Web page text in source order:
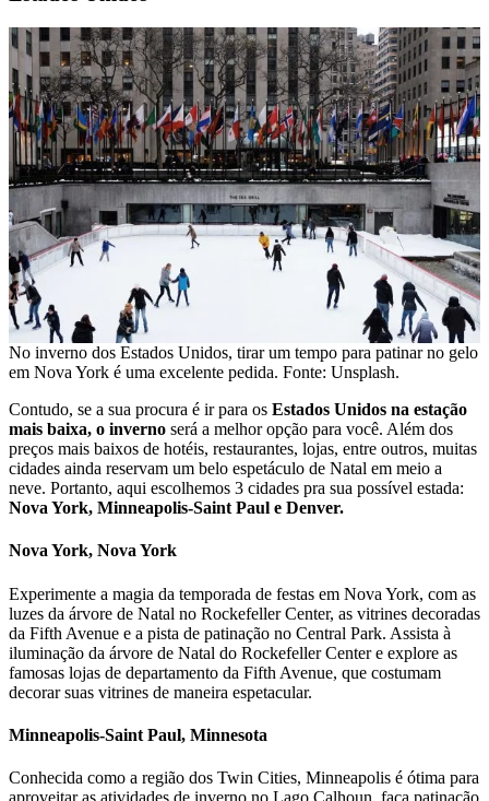
No inverno dos Estados Unidos, tirar um tempo para patinar no gelo
em Nova York é uma excelente pedida. Fonte: Unsplash.
Contudo, se a sua procura é ir para os Estados Unidos na estação
mais baixa, o inverno será a melhor opção para você. Além dos
preços mais baixos de hotéis, restaurantes, lojas, entre outros, muitas
cidades ainda reservam um belo espetáculo de Natal em meio a
neve. Portanto, aqui escolhemos 3 cidades pra sua possível estada:
Nova York, Minneapolis-Saint Paul e Denver.
Nova York, Nova York
Experimente a magia da temporada de festas em Nova York, com as
luzes da árvore de Natal no Rockefeller Center, as vitrines decoradas
da Fifth Avenue e a pista de patinação no Central Park. Assista à
iluminação da árvore de Natal do Rockefeller Center e explore as
famosas lojas de departamento da Fifth Avenue, que costumam
decorar suas vitrines de maneira espetacular.
Minneapolis-Saint Paul, Minnesota
Conhecida como a região dos Twin Cities, Minneapolis é ótima para